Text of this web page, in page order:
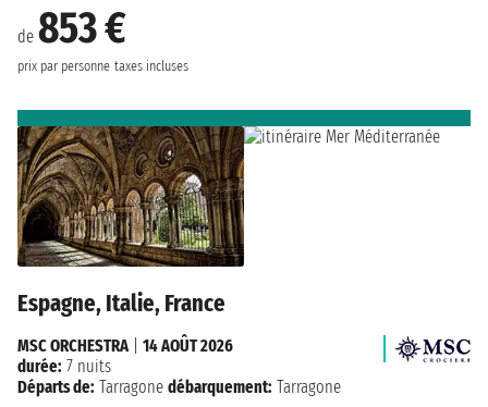
de 853 €
prix par personne taxes incluses
Espagne, Italie, France
MSC ORCHESTRA| 14 AOÛT 2026
durée: 7 nuits
Départs de: Tarragone débarquement: Tarragone